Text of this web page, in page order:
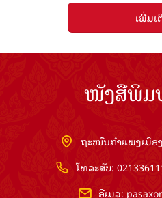
ເພີ່ມເ
ໜັງສືພິມ
ຖະໜົນກຳແພງເມືອ
ໂທລະສັບ:
ອີເມວ: